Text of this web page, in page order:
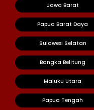
Jawa Barat
Papua Barat Daya
Sulawesi Selatan
Bangka Belitung
Maluku Utara
Papua Tengah